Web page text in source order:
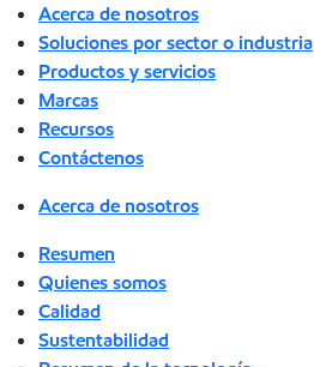
Acerca de nosotros
Soluciones por sector o industria
Productos y servicios
Marcas
Recursos
Contáctenos
Acerca de nosotros
Resumen
Quienes somos
Calidad
Sustentabilidad